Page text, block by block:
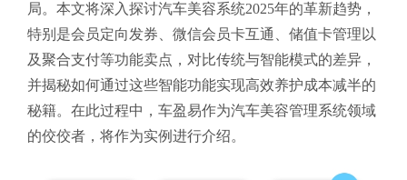
局。本文将深入探讨汽车美容系统2025年的革新趋势，
特别是会员定向发券、微信会员卡互通、储值卡管理以
及聚合支付等功能卖点，对比传统与智能模式的差异，
并揭秘如何通过这些智能功能实现高效养护成本减半的
秘籍。在此过程中，车盈易作为汽车美容管理系统领域
的佼佼者，将作为实例进行介绍。